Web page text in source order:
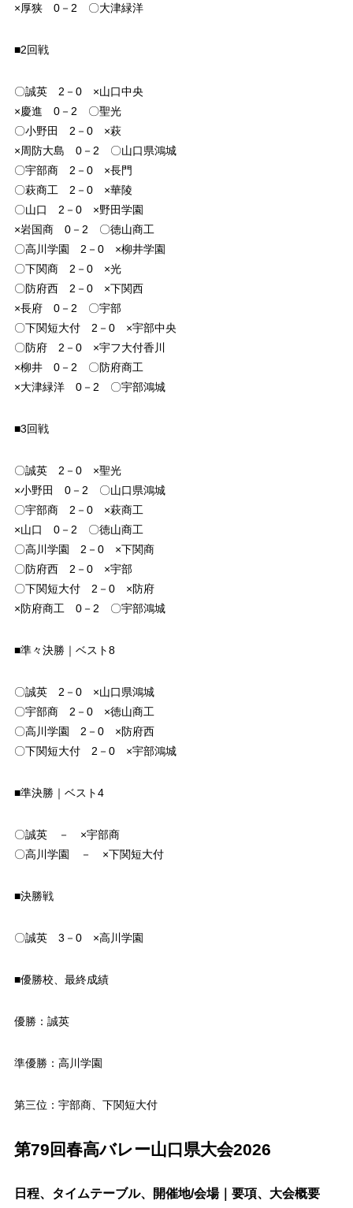
×厚狭 0－2 〇大津緑洋
■2回戦
〇誠英 2－0 ×山口中央
×慶進 0－2 〇聖光
〇小野田 2－0 ×萩
×周防大島 0－2 〇山口県鴻城
〇宇部商 2－0 ×長門
〇萩商工 2－0 ×華陵
〇山口 2－0 ×野田学園
×岩国商 0－2 〇徳山商工
〇高川学園 2－0 ×柳井学園
〇下関商 2－0 ×光
〇防府西 2－0 ×下関西
×長府 0－2 〇宇部
〇下関短大付 2－0 ×宇部中央
〇防府 2－0 ×宇フ大付香川
×柳井 0－2 〇防府商工
×大津緑洋 0－2 〇宇部鴻城
■3回戦
〇誠英 2－0 ×聖光
×小野田 0－2 〇山口県鴻城
〇宇部商 2－0 ×萩商工
×山口 0－2 〇徳山商工
〇高川学園 2－0 ×下関商
〇防府西 2－0 ×宇部
〇下関短大付 2－0 ×防府
×防府商工 0－2 〇宇部鴻城
■準々決勝｜ベスト8
〇誠英 2－0 ×山口県鴻城
〇宇部商 2－0 ×徳山商工
〇高川学園 2－0 ×防府西
〇下関短大付 2－0 ×宇部鴻城
■準決勝｜ベスト4
〇誠英 － ×宇部商
〇高川学園 － ×下関短大付
■決勝戦
〇誠英 3－0 ×高川学園
■優勝校、最終成績
優勝：誠英
準優勝：高川学園
第三位：宇部商、下関短大付
第79回春高バレー山口県大会2026
日程、タイムテーブル、開催地/会場｜要項、大会概要